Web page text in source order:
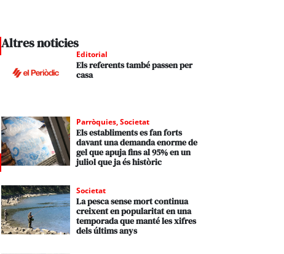
Altres noticies
Editorial
Els referents també passen per
casa
Parròquies,Societat
Els establiments es fan forts
davant una demanda enorme de
gel que apuja fins al 95% en un
juliol que ja és històric
Societat
La pesca sense mort continua
creixent en popularitat en una
temporada que manté les xifres
dels últims anys